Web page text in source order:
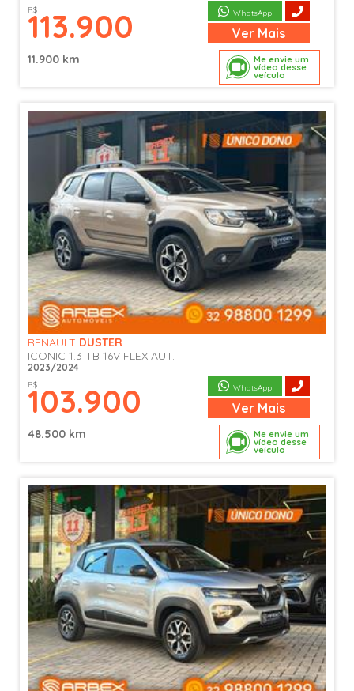
Me envie um
vídeo desse
veículo
R$
113.900 WhatsApp
Ver Mais
11.900 km
Me envie um
vídeo desse
veículo
RENAULT DUSTER
ICONIC 1.3 TB 16V FLEX AUT.
2023/2024
R$
103.900 WhatsApp
Ver Mais
48.500 km